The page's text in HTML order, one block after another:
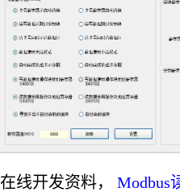
在线开发资料， Modbus